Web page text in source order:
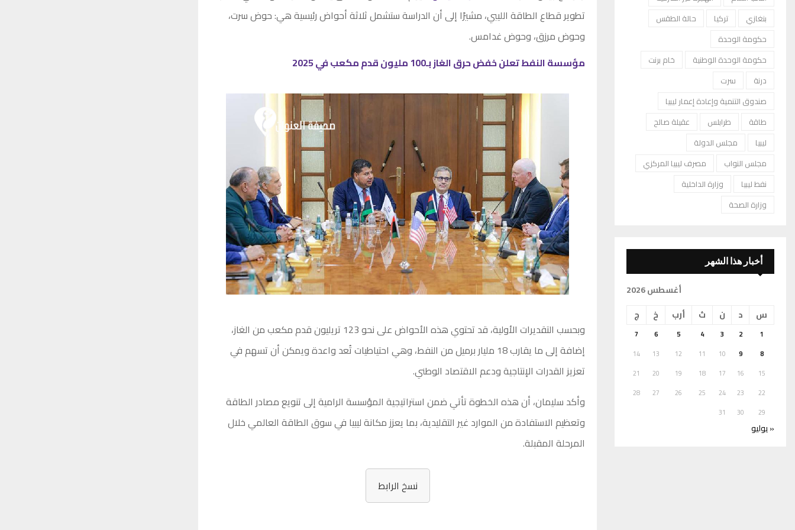
تطوير قطاع الطاقة الليبي، مشيرًا إلى أن الدراسة ستشمل ثلاثة أحواض رئيسية هي: حوض سرت،
وحوض مرزق، وحوض غدامس.
مؤسسة النفط تعلن خفض حرق الغاز بـ100 مليون قدم مكعب في 2025
وبحسب التقديرات الأولية، قد تحتوي هذه الأحواض على نحو 123 تريليون قدم مكعب من الغاز،
إضافة إلى ما يقارب 18 مليار برميل من النفط، وهي احتياطيات تُعد واعدة ويمكن أن تسهم في
تعزيز القدرات الإنتاجية ودعم الاقتصاد الوطني.
وأكد سليمان، أن هذه الخطوة تأتي ضمن استراتيجية المؤسسة الرامية إلى تنويع مصادر الطاقة
وتعظيم الاستفادة من الموارد غير التقليدية، بما يعزز مكانة ليبيا في سوق الطاقة العالمي خلال
المرحلة المقبلة.
نسخ الرابط
بنغازي
تركيا
حالة الطقس
حكومة الوحدة
حكومة الوحدة الوطنية
خام برنت
درنة
سرت
صندوق التنمية وإعادة إعمار ليبيا
طاقة
طرابلس
عقيلة صالح
ليبيا
مجلس الدولة
مجلس النواب
مصرف ليبيا المركزي
نفط ليبيا
وزارة الداخلية
وزارة الصحة
أخبار هذا الشهر
أغسطس 2026
س
د ن ث أرب خ ج
1
2
3
4
5
6
7
8
9
10
11
12
13
14
15
16
17
18
19
20
21
22
23
24
25
26
27
28
29
30
31
« يوليو